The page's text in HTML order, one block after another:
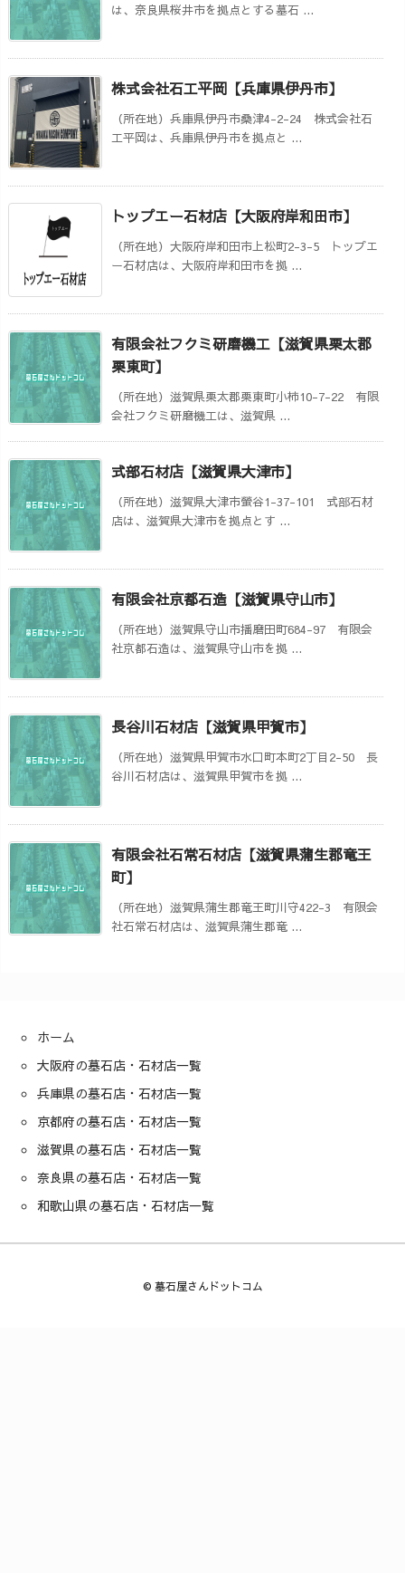
は、奈良県桜井市を拠点とする墓石 ...
株式会社石工平岡【兵庫県伊丹市】
（所在地）兵庫県伊丹市桑津4-2-24 株式会社石
工平岡は、兵庫県伊丹市を拠点と ...
トップエー石材店【大阪府岸和田市】
（所在地）大阪府岸和田市上松町2-3-5 トップエ
ー石材店は、大阪府岸和田市を拠 ...
有限会社フクミ研磨機工【滋賀県栗太郡
栗東町】
（所在地）滋賀県栗太郡栗東町小柿10-7-22 有限
会社フクミ研磨機工は、滋賀県 ...
式部石材店【滋賀県大津市】
（所在地）滋賀県大津市螢谷1-37-101 式部石材
店は、滋賀県大津市を拠点とす ...
有限会社京都石造【滋賀県守山市】
（所在地）滋賀県守山市播磨田町684-97 有限会
社京都石造は、滋賀県守山市を拠 ...
長谷川石材店【滋賀県甲賀市】
（所在地）滋賀県甲賀市水口町本町2丁目2-50 長
谷川石材店は、滋賀県甲賀市を拠 ...
有限会社石常石材店【滋賀県蒲生郡竜王
町】
（所在地）滋賀県蒲生郡竜王町川守422-3 有限会
社石常石材店は、滋賀県蒲生郡竜 ...
ホーム
大阪府の墓石店・石材店一覧
兵庫県の墓石店・石材店一覧
京都府の墓石店・石材店一覧
滋賀県の墓石店・石材店一覧
奈良県の墓石店・石材店一覧
和歌山県の墓石店・石材店一覧
© 墓石屋さんドットコム